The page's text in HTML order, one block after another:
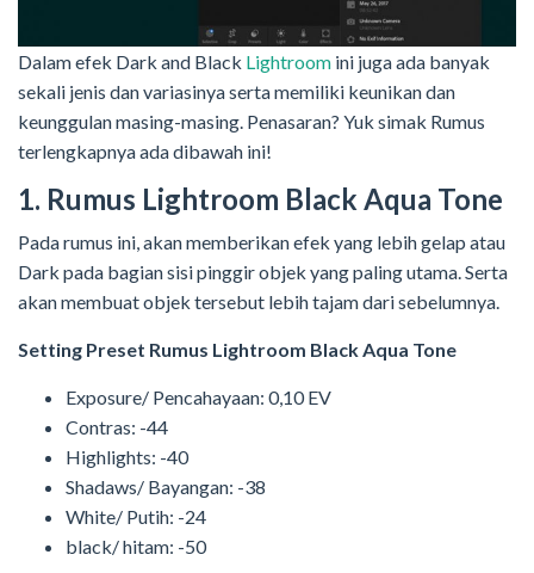
Dalam efek Dark and Black Lightroom ini juga ada banyak
sekali jenis dan variasinya serta memiliki keunikan dan
keunggulan masing-masing. Penasaran? Yuk simak Rumus
terlengkapnya ada dibawah ini!
1. Rumus Lightroom Black Aqua Tone
Pada rumus ini, akan memberikan efek yang lebih gelap atau
Dark pada bagian sisi pinggir objek yang paling utama. Serta
akan membuat objek tersebut lebih tajam dari sebelumnya.
Setting Preset Rumus Lightroom Black Aqua Tone
Exposure/ Pencahayaan: 0,10 EV
Contras: -44
Highlights: -40
Shadaws/ Bayangan: -38
White/ Putih: -24
black/ hitam: -50